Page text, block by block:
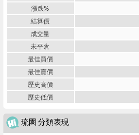
漲跌%
結算價
成交量
未平倉
最佳買價
最佳賣價
歷史高價
歷史低價
琉園 分類表現